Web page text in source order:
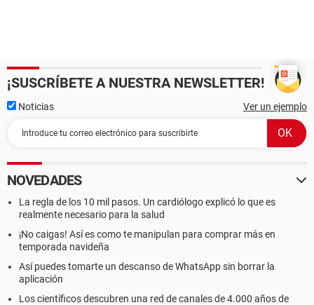
¡SUSCRÍBETE A NUESTRA NEWSLETTER!
Noticias Ver un ejemplo
NOVEDADES
La regla de los 10 mil pasos. Un cardiólogo explicó lo que es
realmente necesario para la salud
¡No caigas! Así es como te manipulan para comprar más en
temporada navideña
Así puedes tomarte un descanso de WhatsApp sin borrar la
aplicación
Los científicos descubren una red de canales de 4.000 años de